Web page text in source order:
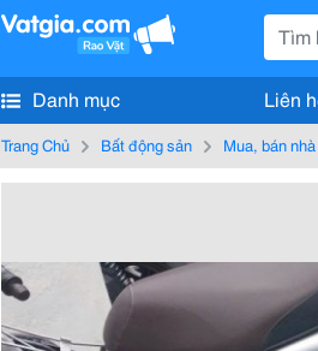
Danh mục Liên
Trang Chủ Bất động sản Mua, bán nhà